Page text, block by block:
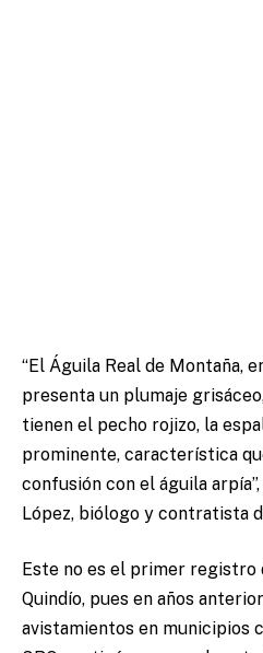
“El Águila Real de Montaña,
presenta un plumaje
tienen el pecho rojizo, la
prominente, característica
confusión con el águila
López, biólogo y contratista
Este no es el primer registro
Quindío, pues en años
avistamientos en municipios